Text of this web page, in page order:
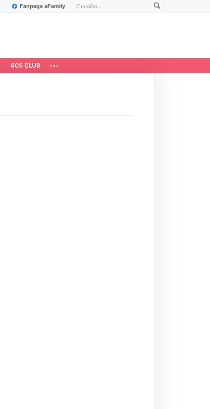
Fanpage aFamily
40S CLUB